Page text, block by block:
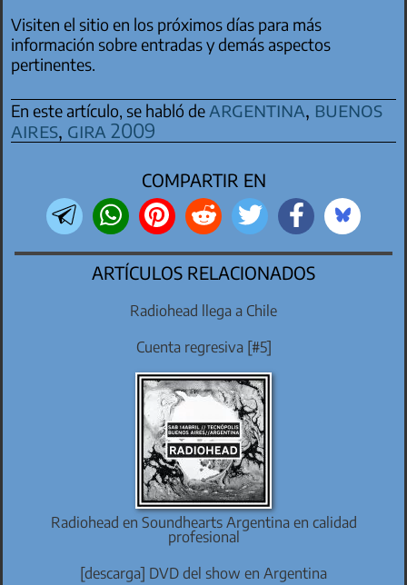
Visiten el sitio en los próximos días para más
información sobre entradas y demás aspectos
pertinentes.
En este artículo, se habló de argentina, buenos
aires, gira 2009
COMPARTIR EN
ARTÍCULOS RELACIONADOS
Radiohead llega a Chile
Cuenta regresiva [#5]
Radiohead en Soundhearts Argentina en calidad
profesional
[descarga] DVD del show en Argentina